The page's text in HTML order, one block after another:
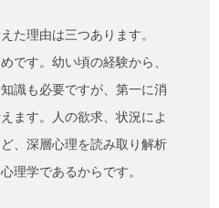
た理由は三つあります。
です。幼い頃の経験から、
識も必要ですが、第一に消
ます。人の欲求、状況によ
、深層心理を読み取り解析
理学であるからです。